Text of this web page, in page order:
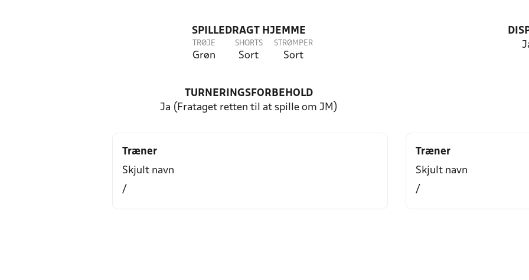
SPILLEDRAGT HJEMME
TRØJE
Grøn
SHORTS
Sort
STRØMPER
Sort
TURNERINGSFORBEHOLD
Ja (Frataget retten til at spille om JM)
Træner
Skjult navn
/
Træner
Skjult navn
/